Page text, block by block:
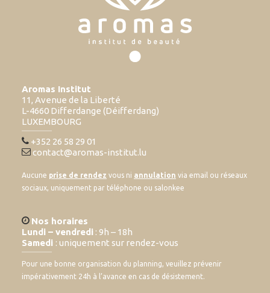
Aromas Institut
11, Avenue de la Liberté
L-4660 Differdange (Déifferdang)
LUXEMBOURG
+352 26 58 29 01
contact@aromas-institut.lu
Aucune prise de rendez vous ni annulation via email ou réseaux
sociaux, uniquement par téléphone ou salonkee
Nos horaires
Lundi – vendredi : 9h – 18h
Samedi : uniquement sur rendez-vous
Pour une bonne organisation du planning, veuillez prévenir
impérativement 24h à l’avance en cas de désistement.